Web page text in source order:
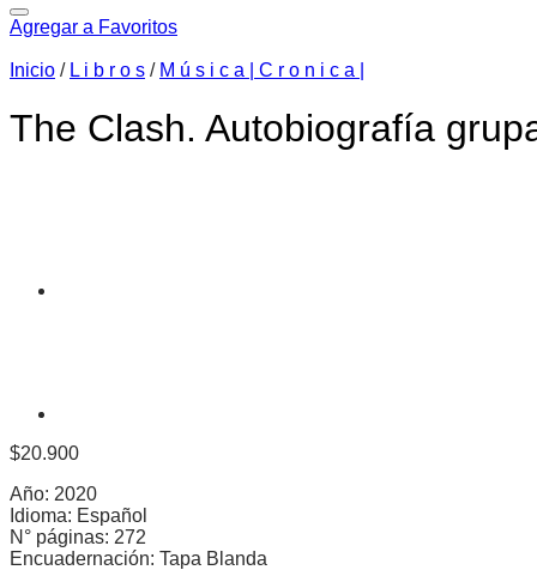
Agregar a Favoritos
Inicio / L i b r o s / M ú s i c a | C r o n i c a |
The Clash. Autobiografía
$20.900
Año: 2020
Idioma: Español
N° páginas: 272
Encuadernación: Tapa Blanda